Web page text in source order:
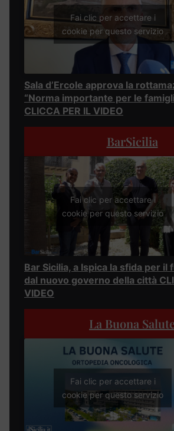
Fai clic per accettare i
cookie per questo servizio
Sala d’Ercole approva la
“Norma importante per le
CLICCA PER IL VIDEO
BarSicilia
Fai clic per accettare i
cookie per questo servizio
Bar Sicilia, a Ispica la sfida per il
dal nuovo governo della città
VIDEO
La Buona Salute
Fai clic per accettare i
cookie per questo servizio